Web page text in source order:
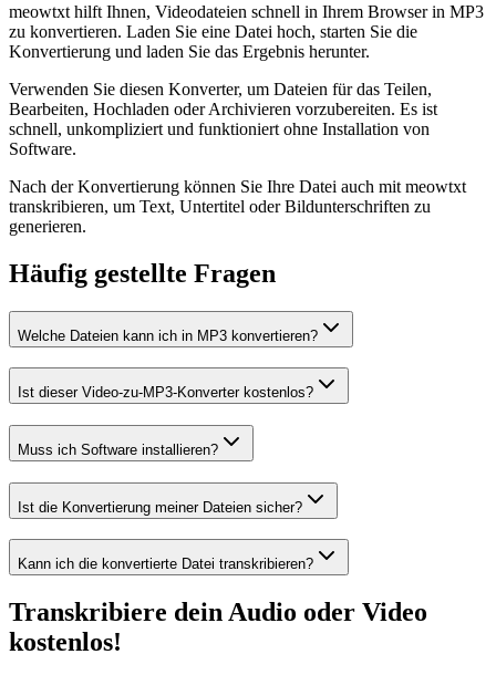
meowtxt hilft Ihnen, Videodateien schnell in Ihrem Browser in MP3
zu konvertieren. Laden Sie eine Datei hoch, starten Sie die
Konvertierung und laden Sie das Ergebnis herunter.
Verwenden Sie diesen Konverter, um Dateien für das Teilen,
Bearbeiten, Hochladen oder Archivieren vorzubereiten. Es ist
schnell, unkompliziert und funktioniert ohne Installation von
Software.
Nach der Konvertierung können Sie Ihre Datei auch mit meowtxt
transkribieren, um Text, Untertitel oder Bildunterschriften zu
generieren.
Häufig gestellte Fragen
Welche Dateien kann ich in MP3 konvertieren?
Ist dieser Video-zu-MP3-Konverter kostenlos?
Muss ich Software installieren?
Ist die Konvertierung meiner Dateien sicher?
Kann ich die konvertierte Datei transkribieren?
Transkribiere dein Audio oder Video
kostenlos!